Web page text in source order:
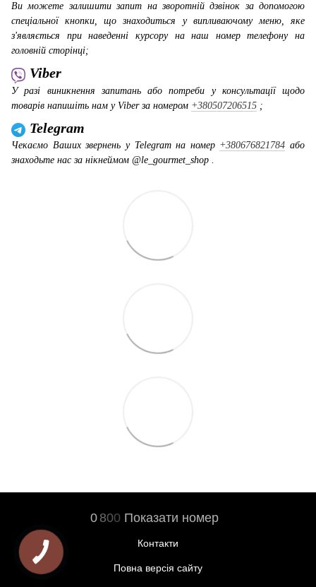
Ви можете залишити запит на зворотній дзвінок за допомогою
спеціальної кнопки, що знаходиться у випливаючому меню, яке
з'являється при наведенні курсору на наш номер телефону на
головній сторінці;
Viber
У разі виникнення запитань або потреби у консультації щодо
товарів напишіть нам у Viber за номером +380507206515 ;
Telegram
Чекаємо Ваших звернень у Telegram на номер +380676821784 або
знаходьте нас за нікнеймом @le_gourmet_shop .
0 800 Показати номер
Контакти
Повна версія сайту